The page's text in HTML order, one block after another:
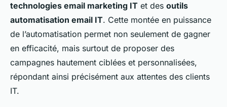
technologies email marketing IT et des outils
automatisation email IT. Cette montée en puissance
de l’automatisation permet non seulement de gagner
en efficacité, mais surtout de proposer des
campagnes hautement ciblées et personnalisées,
répondant ainsi précisément aux attentes des clients
IT.